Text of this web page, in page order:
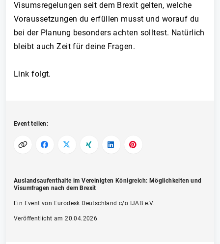
Visumsregelungen seit dem Brexit gelten, welche
Voraussetzungen du erfüllen musst und worauf du
bei der Planung besonders achten solltest. Natürlich
bleibt auch Zeit für deine Fragen.
Link folgt.
Event teilen:
Auslandsaufenthalte im Vereinigten Königreich: Möglichkeiten und
Visumfragen nach dem Brexit
Ein Event von Eurodesk Deutschland c/o IJAB e.V.
Veröffentlicht am 20.04.2026